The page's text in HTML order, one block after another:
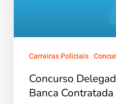
Contratada
Carreiras Policiais
Concurso
Banca Contratada